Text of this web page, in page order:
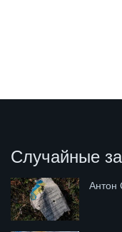
Случайные
Антон